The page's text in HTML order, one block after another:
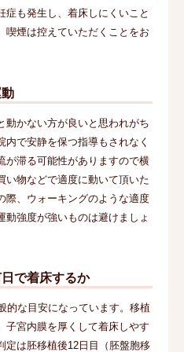
も発生し、着床しにくいこと
喫煙は控えていただくことをお
動かない方が良いと思われがち
で安静を保つ指導もされなく
が滞る可能性がありますので横
い物などで適度に動いて頂いた
際、ウォーキングのような適度
強度が強いものは避けましょ
で着床するか
的な目安になっています。移植
子宮内膜を厚くして着床しやす
定は胚移植後12日目（胚盤胞移